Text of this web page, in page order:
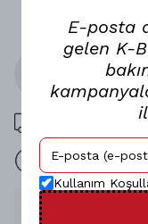
1000 TL üzeri
15 gün içinde
Ürün Açıklaması
E-posta
gelen K-
Kullanım